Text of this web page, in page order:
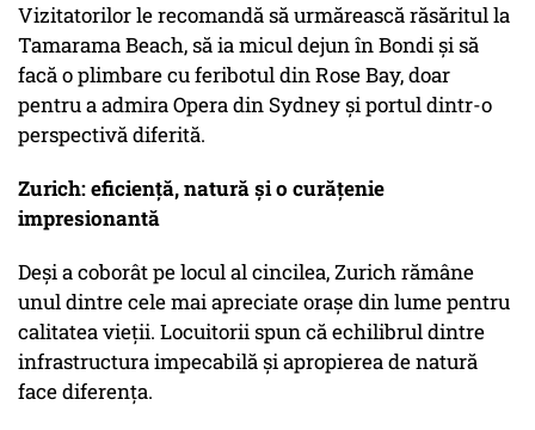
Vizitatorilor le recomandă să urmărească răsăritul la
Tamarama Beach, să ia micul dejun în Bondi și să
facă o plimbare cu feribotul din Rose Bay, doar
pentru a admira Opera din Sydney și portul dintr-o
perspectivă diferită.
Zurich: eficiență, natură și o curățenie
impresionantă
Deși a coborât pe locul al cincilea, Zurich rămâne
unul dintre cele mai apreciate orașe din lume pentru
calitatea vieții. Locuitorii spun că echilibrul dintre
infrastructura impecabilă și apropierea de natură
face diferența.